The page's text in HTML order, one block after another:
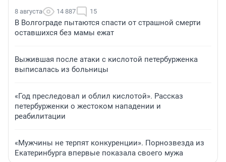
8 августа 14 887 15
В Волгограде пытаются спасти от страшной смерти
оставшихся без мамы ежат
Выжившая после атаки с кислотой петербурженка
выписалась из больницы
«Год преследовал и облил кислотой». Рассказ
петербурженки о жестоком нападении и
реабилитации
«Мужчины не терпят конкуренции». Порнозвезда из
Екатеринбурга впервые показала своего мужа